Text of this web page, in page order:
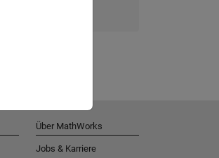
Über MathWorks
Jobs & Karriere